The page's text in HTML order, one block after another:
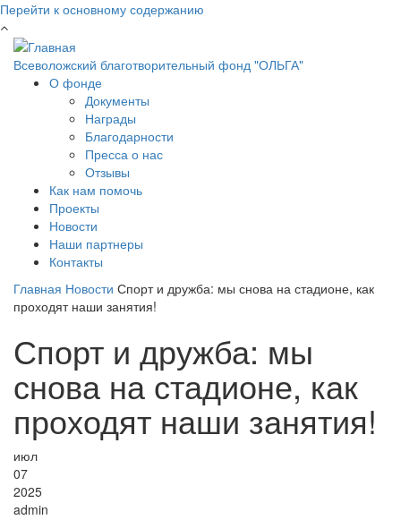
Перейти к основному содержанию
Всеволожский благотворительный фонд "ОЛЬГА"
О фонде
Документы
Награды
Благодарности
Пресса о нас
Отзывы
Как нам помочь
Проекты
Новости
Наши партнеры
Контакты
Главная Новости Спорт и дружба: мы снова на стадионе, как
проходят наши занятия!
Спорт и дружба: мы
снова на стадионе, как
проходят наши занятия!
июл
07
2025
admin